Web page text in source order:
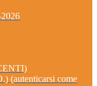
(autenticarsi come